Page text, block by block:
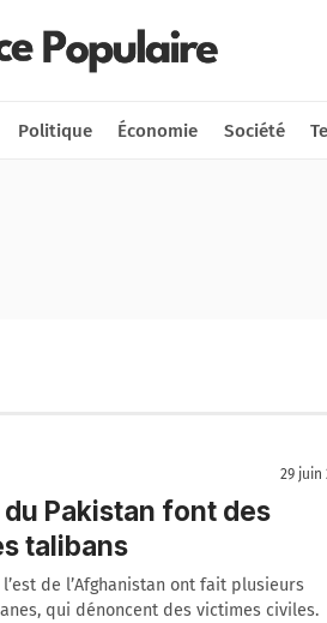
Politique Économie Société
29 juin
Pakistan font des
talibans
de l’Afghanistan ont fait plusieurs
qui dénoncent des victimes civiles.